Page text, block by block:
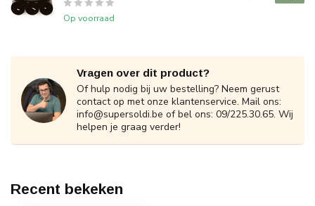
Op voorraad
Vragen over dit product?
Of hulp nodig bij uw bestelling? Neem gerust
contact op met onze klantenservice. Mail ons:
info@supersoldi.be of bel ons: 09/225.30.65. Wij
helpen je graag verder!
Recent bekeken